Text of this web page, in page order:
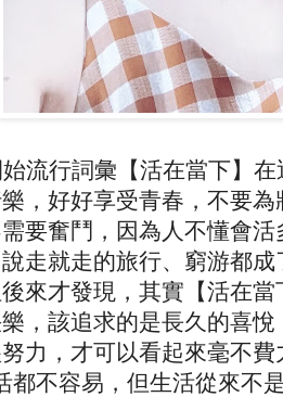
流行詞彙【活在當下】
，好好享受青春，不要
要奮鬥，因為人不懂會
走就走的旅行、窮游都
來才發現，其實【活在
，該追求的是長久的喜
力，才可以看起來毫不
都不容易，但生活從來不